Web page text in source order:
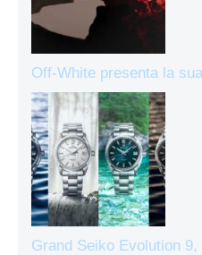
Off-White presenta la
Grand Seiko Evolution